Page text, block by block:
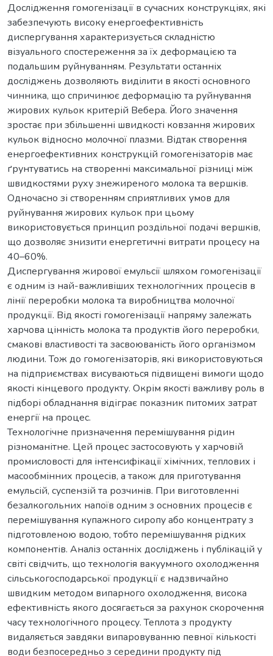
Дослідження гомогенізації в сучасних конструкціях, які
забезпечують високу енергоефективність
диспергування характеризується складністю
візуального спостереження за їх деформацією та
подальшим руйнуванням. Результати останніх
досліджень дозволяють виділити в якості основного
чинника, що спричинює деформацію та руйнування
жирових кульок критерій Вебера. Його значення
зростає при збільшенні швидкості ковзання жирових
кульок відносно молочної плазми. Відтак створення
енергоефективних конструкцій гомогенізаторів має
ґрунтуватись на створенні максимальної різниці між
швидкостями руху знежиреного молока та вершків.
Одночасно зі створенням сприятливих умов для
руйнування жирових кульок при цьому
використовується принцип роздільної подачі вершків,
що дозволяє знизити енергетичні витрати процесу на
40–60%.
Диспергування жирової емульсії шляхом гомогенізації
є одним із най-важливіших технологічних процесів в
лінії переробки молока та виробництва молочної
продукції. Від якості гомогенізації напряму залежать
харчова цінність молока та продуктів його переробки,
смакові властивості та засвоюваність його організмом
людини. Тож до гомогенізаторів, які використовуються
на підприємствах висуваються підвищені вимоги щодо
якості кінцевого продукту. Окрім якості важливу роль в
підборі обладнання відіграє показник питомих затрат
енергії на процес.
Технологічне призначення перемішування рідин
різноманітне. Цей процес застосовують у харчовій
промисловості для інтенсифікації хімічних, теплових і
масообмінних процесів, а також для приготування
емульсій, суспензій та розчинів. При виготовленні
безалкогольних напоїв одним з основних процесів є
перемішування купажного сиропу або концентрату з
підготовленою водою, тобто перемішування рідких
компонентів. Аналіз останніх досліджень і публікацій у
світі свідчить, що технологія вакуумного охолодження
сільськогосподарської продукції є надзвичайно
швидким методом випарного охолодження, висока
ефективність якого досягається за рахунок скорочення
часу технологічного процесу. Теплота з продукту
видаляється завдяки випаровуванню певної кількості
води безпосередньо з середини продукту під